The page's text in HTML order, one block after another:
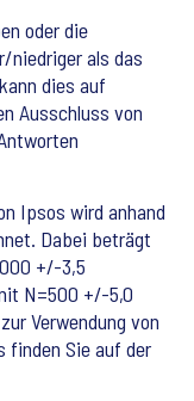
oder die
niedriger als das
dies auf
Ausschluss von
Ipsos wird anhand
Dabei beträgt
+/-3,5
N=500 +/-5,0
Verwendung von
finden Sie auf der